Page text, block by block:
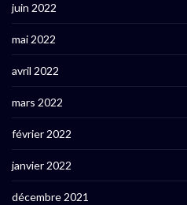
juin 2022
mai 2022
avril 2022
mars 2022
février 2022
janvier 2022
décembre 2021